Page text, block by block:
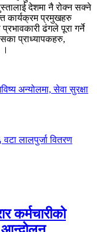
देशमा नै रोक्न सक्ने
कार्यक्रम प्रमुखहरु
ढंगले पूरा गर्ने
प्राध्यापकहरु,
।
अन्योलमा, सेवा सुरक्षा
लालपुर्जा वितरण
कर्मचारीको